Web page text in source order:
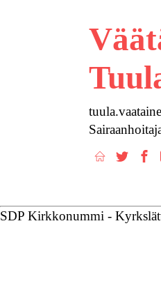
SDP Kirkkonummi -